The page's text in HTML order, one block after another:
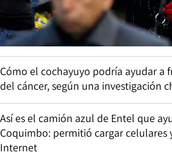
Cómo el cochayuyo podría ayudar a
del cáncer, según una investigación
Así es el camión azul de Entel que
Coquimbo: permitió cargar celulares
Internet